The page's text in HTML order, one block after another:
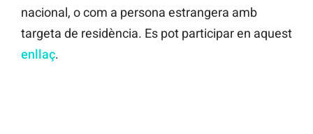
nacional, o com a persona estrangera amb
targeta de residència. Es pot participar en aquest
enllaç.